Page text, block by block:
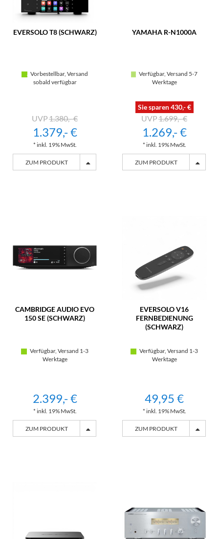
EVERSOLO T8 (SCHWARZ)
Vorbestellbar, Versand
sobald verfügbar
1.380,- €
1.379,- €
* inkl. 19% MwSt.
ZUM PRODUKT
YAMAHA R-N1000A
Verfügbar, Versand 5-7
Werktage
Sie sparen 430,- €
1.699,- €
1.269,- €
* inkl. 19% MwSt.
ZUM PRODUKT
CAMBRIDGE AUDIO EVO
150 SE (SCHWARZ)
Verfügbar, Versand 1-3
Werktage
2.399,- €
* inkl. 19% MwSt.
ZUM PRODUKT
EVERSOLO V16
FERNBEDIENUNG
(SCHWARZ)
Verfügbar, Versand 1-3
Werktage
49,95 €
* inkl. 19% MwSt.
ZUM PRODUKT